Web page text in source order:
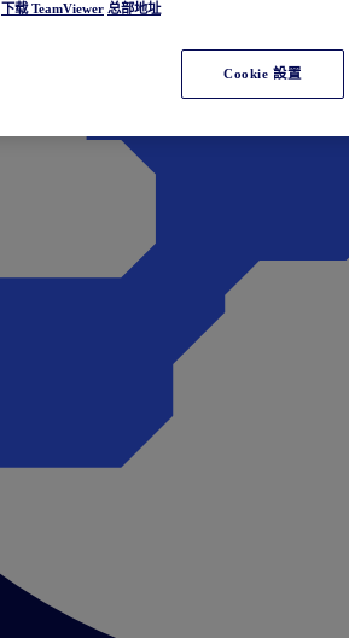
下载 TeamViewer 总部地址
Cookie 設置